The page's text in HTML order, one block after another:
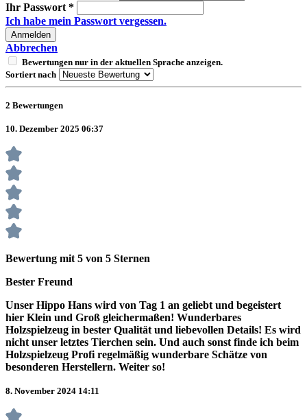
Ihr Passwort *
Ich habe mein Passwort vergessen.
Anmelden
Abbrechen
Bewertungen nur in der aktuellen Sprache anzeigen.
Sortiert nach
2 Bewertungen
10. Dezember 2025 06:37
Bewertung mit 5 von 5 Sternen
Bester Freund
Unser Hippo Hans wird von Tag 1 an geliebt und begeistert
hier Klein und Groß gleichermaßen! Wunderbares
Holzspielzeug in bester Qualität und liebevollen Details! Es wird
nicht unser letztes Tierchen sein. Und auch sonst finde ich beim
Holzspielzeug Profi regelmäßig wunderbare Schätze von
besonderen Herstellern. Weiter so!
8. November 2024 14:11